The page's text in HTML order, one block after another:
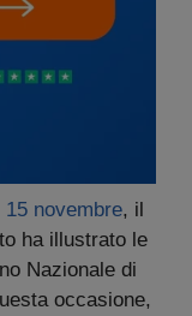
novembre, il
ha illustrato le
Nazionale di
occasione,